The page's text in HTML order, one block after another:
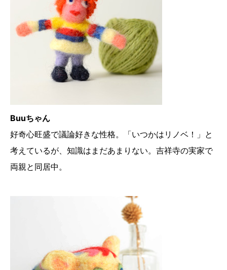
Buuちゃん
好奇心旺盛で議論好きな性格。「いつかはリノベ！」と
考えているが、知識はまだあまりない。吉祥寺の実家で
両親と同居中。